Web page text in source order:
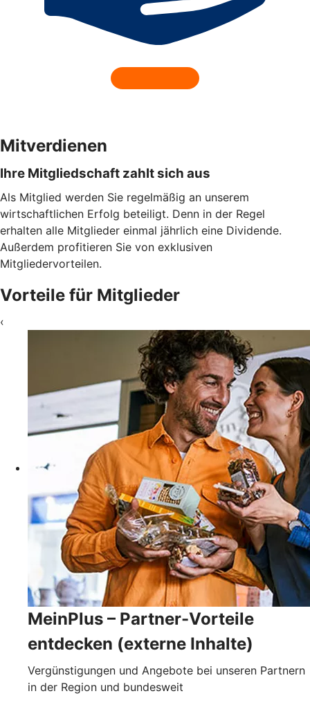
Mitverdienen
Ihre Mitgliedschaft zahlt sich aus
Als Mitglied werden Sie regelmäßig an unserem
wirtschaftlichen Erfolg beteiligt. Denn in der Regel
erhalten alle Mitglieder einmal jährlich eine Dividende.
Außerdem profitieren Sie von exklusiven
Mitgliedervorteilen.
Vorteile für Mitglieder
‹
MeinPlus – Partner-Vorteile
entdecken (externe Inhalte)
Vergünstigungen und Angebote bei unseren Partnern
in der Region und bundesweit